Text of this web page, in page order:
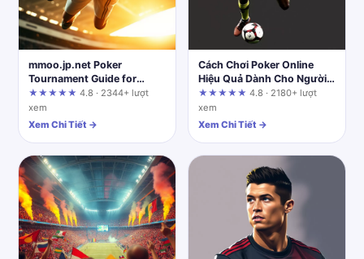
mmoo.jp.net Poker
Tournament Guide for
Competitive Players
★★★★★ 4.8 · 2344+ lượt
xem
Xem Chi Tiết →
Cách Chơi Poker Online
Hiệu Quả Dành Cho Người
Mới Fun88.social
★★★★★ 4.8 · 2180+ lượt
xem
Xem Chi Tiết →